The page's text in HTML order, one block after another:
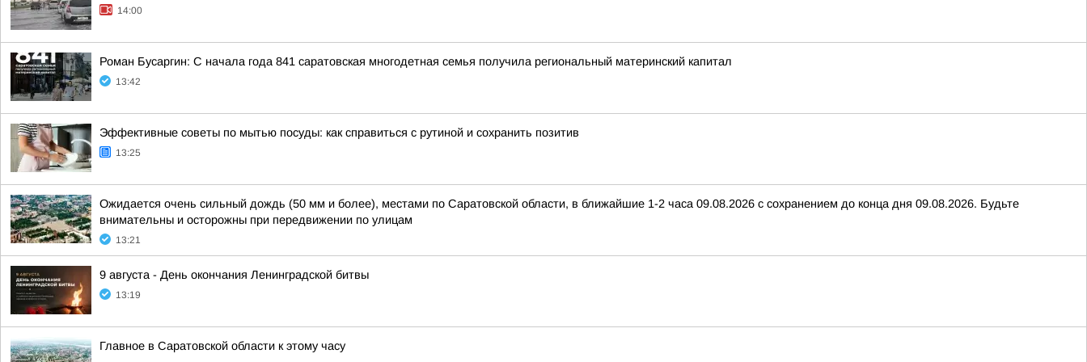
14:00
Роман Бусаргин: С начала года 841 саратовская многодетная семья получила региональный материнский капитал
13:42
Эффективные советы по мытью посуды: как справиться с рутиной и сохранить позитив
13:25
Ожидается очень сильный дождь (50 мм и более), местами по Саратовской области, в ближайшие 1-2 часа 09.08.2026 с сохранением до конца дня 09.08.2026. Будьте
внимательны и осторожны при передвижении по улицам
13:21
9 августа - День окончания Ленинградской битвы
13:19
Главное в Саратовской области к этому часу